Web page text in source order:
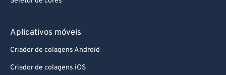
Aplicativos móveis
Criador de colagens Android
Criador de colagens iOS